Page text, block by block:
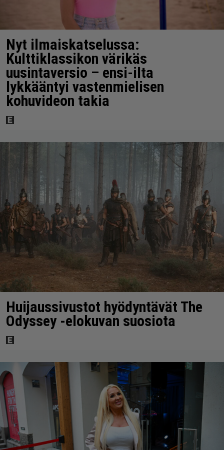
Nyt ilmaiskatselussa:
Kulttiklassikon värikäs
uusintaversio – ensi-ilta
lykkääntyi vastenmielisen
kohuvideon takia
Huijaussivustot hyödyntävät The
Odyssey -elokuvan suosiota